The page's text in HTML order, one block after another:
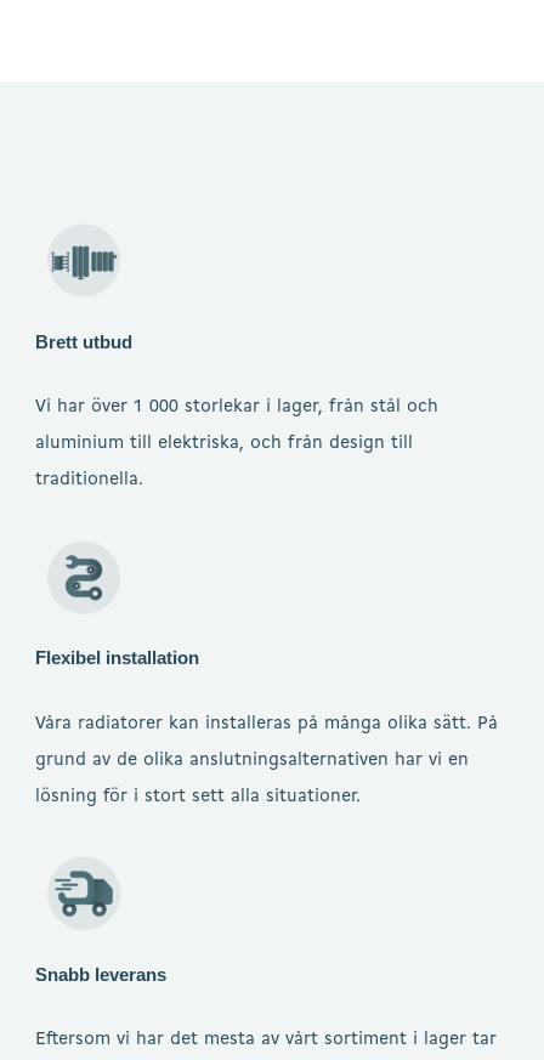
Brett utbud
Vi har över 1 000 storlekar i lager, från stål och
aluminium till elektriska, och från design till
traditionella.
Flexibel installation
Våra radiatorer kan installeras på många olika sätt. På
grund av de olika anslutningsalternativen har vi en
lösning för i stort sett alla situationer.
Snabb leverans
Eftersom vi har det mesta av vårt sortiment i lager tar